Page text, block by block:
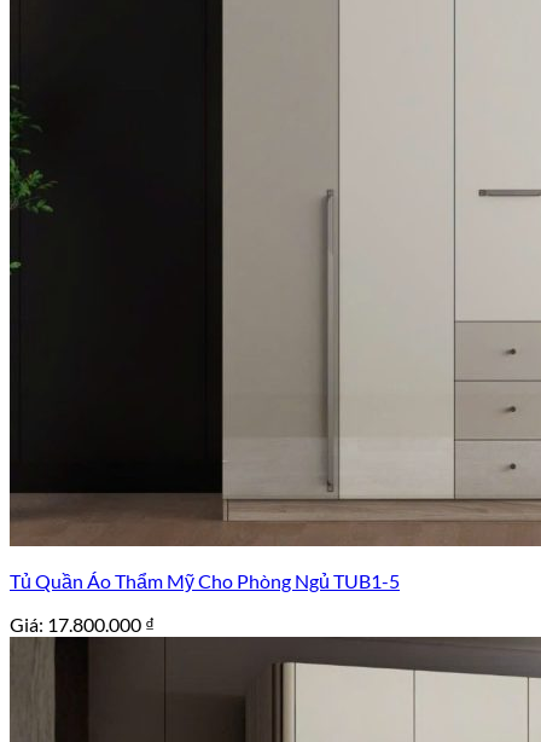
Tủ Quần Áo Thẩm Mỹ Cho Phòng Ngủ TUB1-5
Giá: 17.800.000 ₫